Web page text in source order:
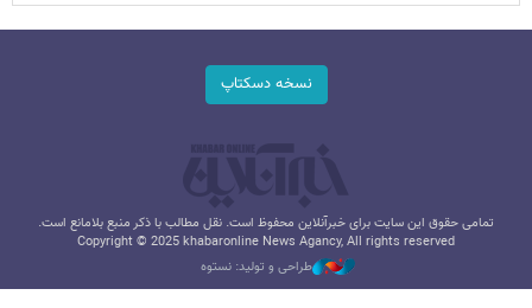
نسخه دسکتاپ
تمامی حقوق این سایت برای خبرآنلاین محفوظ است. نقل مطالب با ذکر منبع بلامانع است.
Copyright © 2025 khabaronline News Agancy, All rights reserved
طراحی و تولید: نستوه